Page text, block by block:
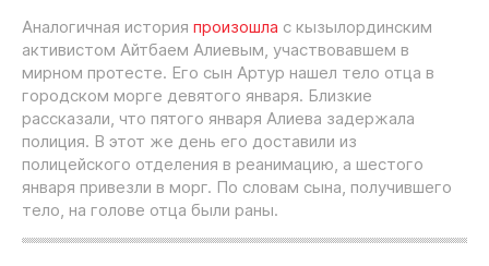
Аналогичная история произошла с кызылординским
активистом Айтбаем Алиевым, участвовавшем в
мирном протесте. Его сын Артур нашел тело отца в
городском морге девятого января. Близкие
рассказали, что пятого января Алиева задержала
полиция. В этот же день его доставили из
полицейского отделения в реанимацию, а шестого
января привезли в морг. По словам сына, получившего
тело, на голове отца были раны.